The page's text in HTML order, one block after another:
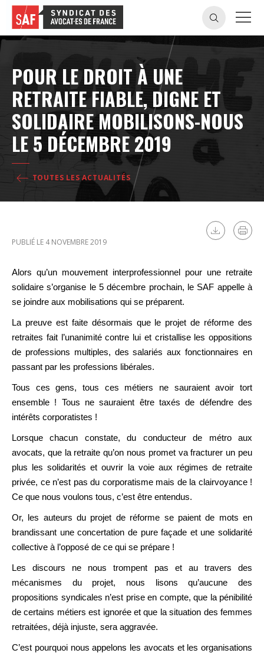
POUR LE DROIT À UNE
RETRAITE FIABLE, DIGNE ET
SOLIDAIRE MOBILISONS-NOUS
LE 5 DÉCEMBRE 2019
TOUTES LES ACTUALITÉS
PUBLIÉ LE 4 NOVEMBRE 2019
Alors qu’un mouvement interprofessionnel pour une retraite
solidaire s’organise le 5 décembre prochain, le SAF appelle à
se joindre aux mobilisations qui se préparent.
La preuve est faite désormais que le projet de réforme des
retraites fait l’unanimité contre lui et cristallise les oppositions
de professions multiples, des salariés aux fonctionnaires en
passant par les professions libérales.
Tous ces gens, tous ces métiers ne sauraient avoir tort
ensemble ! Tous ne sauraient être taxés de défendre des
intérêts corporatistes !
Lorsque chacun constate, du conducteur de métro aux
avocats, que la retraite qu’on nous promet va fracturer un peu
plus les solidarités et ouvrir la voie aux régimes de retraite
privée, ce n’est pas du corporatisme mais de la clairvoyance !
Ce que nous voulons tous, c’est être entendus.
Or, les auteurs du projet de réforme se paient de mots en
brandissant une concertation de pure façade et une solidarité
collective à l’opposé de ce qui se prépare !
Les discours ne nous trompent pas et au travers des
mécanismes du projet, nous lisons qu’aucune des
propositions syndicales n’est prise en compte, que la pénibilité
de certains métiers est ignorée et que la situation des femmes
retraitées, déjà injuste, sera aggravée.
C’est pourquoi nous appelons les avocats et les organisations